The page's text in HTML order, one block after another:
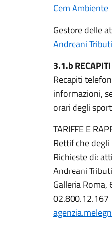
Cem Ambiente
Gestore delle
Andreani Tributi
3.1.b RECAPITI
Recapiti
informazioni,
orari degli
TARIFFE E
Rettifiche
Richieste di:
Andreani Tributi
Galleria
02.800.12.167